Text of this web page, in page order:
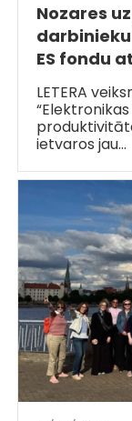
Nozares
ES fondu
LETERA
ietvaros jau…